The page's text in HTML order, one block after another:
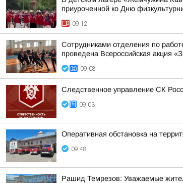
приуроченной ко Дню
09:12
Сотрудниками отделения по
проведена Всероссийская акция
09:08
Следственное управление СК
09:03
Оперативная обстановка на
09:48
Рашид Темрезов: Уважаемые